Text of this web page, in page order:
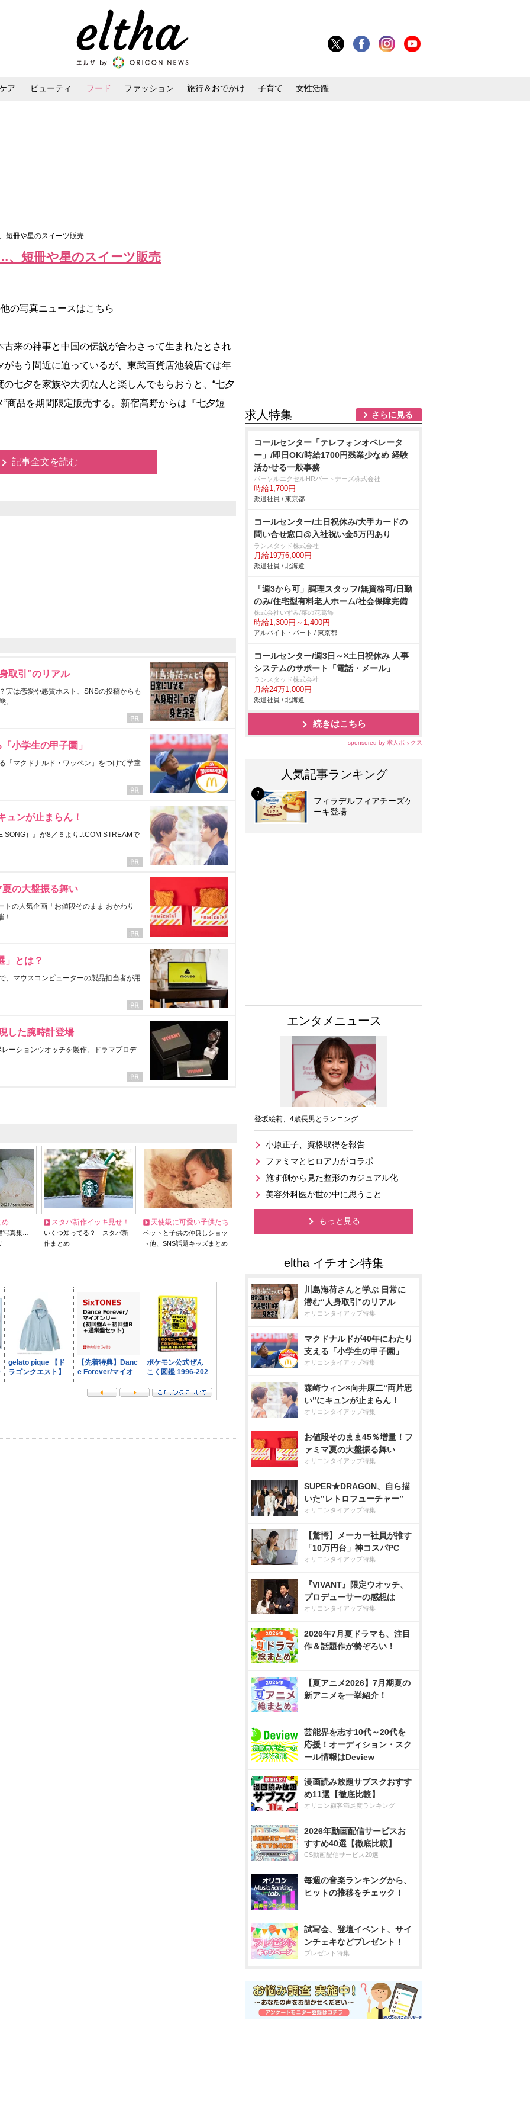
ア ビューティ フード ファッション 旅行＆おでかけ 子育て 女性活躍
短冊や星のスイーツ販売
短冊や星のスイーツ販売
の写真ニュースはこちら
来の神事と中国の伝説が合わさって生まれたとされ
がもう間近に迫っているが、東武百貨店池袋店では年
の七夕を家族や大切な人と楽しんでもらおうと、“七夕
”商品を期間限定販売する。新宿高野からは『七夕短
記事全文を読む
取引”のリアル
実は恋愛や悪質ホスト、SNSの投稿からも
。
小学生の甲子園」
「マクドナルド・ワッペン」をつけて学童
ュンが止まらん！
SONG）』が8／５よりJ:COM STREAMで
の大盤振る舞い
の人気企画「お値段そのまま おかわり
！
」とは？
、マウスコンピューターの製品担当者が用
した腕時計登場
ーションウオッチを製作。ドラマプロデ
め
写真集…
スタバ新作イッキ見せ！
いくつ知ってる？ スタバ新
作まとめ
天使級に可愛い子供たち
ペットと子供の仲良しショッ
ト他、SNS話題キッズまとめ
求人特集 さらに見る
コールセンター「テレフォンオペレータ
ー」/即日OK/時給1700円残業少なめ 経験
活かせる一般事務
パーソルエクセルHRパートナーズ株式会社
時給1,700円
派遣社員 / 東京都
コールセンター/土日祝休み/大手カードの
問い合せ窓口@入社祝い金5万円あり
ランスタッド株式会社
月給19万6,000円
派遣社員 / 北海道
「週3から可」調理スタッフ/無資格可/日勤
のみ/住宅型有料老人ホーム/社会保障完備
株式会社いずみ/菜の花葛飾
時給1,300円～1,400円
アルバイト・パート / 東京都
コールセンター/週3日～×土日祝休み 人事
システムのサポート「電話・メール」
ランスタッド株式会社
月給24万1,000円
派遣社員 / 北海道
続きはこちら
sponsored by 求人ボックス
人気記事ランキング
フィラデルフィアチーズケ
ーキ登場
エンタメニュース
登坂絵莉、4歳長男とランニング
小原正子、資格取得を報告
ファミマとヒロアカがコラボ
施す側から見た整形のカジュアル化
美容外科医が世の中に思うこと
もっと見る
川島海荷さんと学ぶ 日常に
潜む“人身取引”のリアル
オリコンタイアップ特集
マクドナルドが40年にわたり
支える「小学生の甲子園」
オリコンタイアップ特集
森崎ウィン×向井康二“両片思
い”にキュンが止まらん！
オリコンタイアップ特集
お値段そのまま45％増量！フ
ァミマ夏の大盤振る舞い
オリコンタイアップ特集
SUPER★DRAGON、自ら描
いた”レトロフューチャー”
オリコンタイアップ特集
【驚愕】メーカー社員が推す
「10万円台」神コスパPC
オリコンタイアップ特集
『VIVANT』限定ウオッチ、
プロデューサーの感想は
オリコンタイアップ特集
2026年7月夏ドラマも、注目
作＆話題作が勢ぞろい！
【夏アニメ2026】7月期夏の
新アニメを一挙紹介！
芸能界を志す10代～20代を
応援！オーディション・スク
ール情報はDeview
漫画読み放題サブスクおすす
め11選【徹底比較】
オリコン顧客満足度ランキング
2026年動画配信サービスお
すすめ40選【徹底比較】
CS動画配信サービス20選
毎週の音楽ランキングから、
ヒットの推移をチェック！
試写会、登壇イベント、サイ
ンチェキなどプレゼント！
プレゼント特集